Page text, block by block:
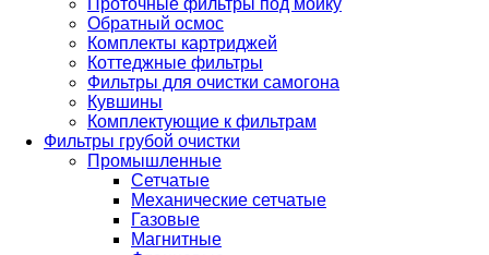
Обратный осмос
Комплекты картриджей
Коттеджные фильтры
Фильтры для очистки самогона
Кувшины
Комплектующие к фильтрам
Фильтры грубой очистки
Промышленные
Сетчатые
Механические сетчатые
Газовые
Магнитные